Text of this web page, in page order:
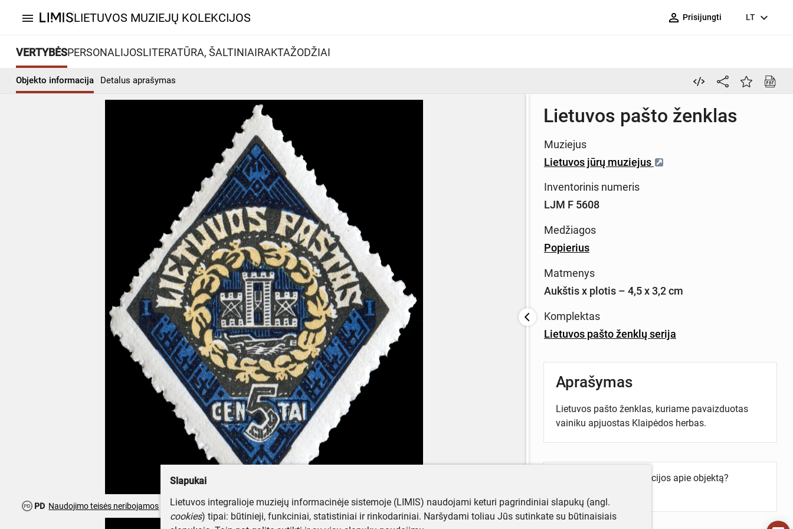
menu LIETUVOS MUZIEJŲ KOLEKCIJOS person_outline Prisijungti LT expand_more
VERTYBĖSPERSONALIJOSLITERATŪRA, ŠALTINIAIRAKTAŽODŽIAI
Objekto informacija Detalus aprašymas
PD Naudojimo teisės neribojamos
Lietuvos pašto ženklas
Muziejus
Lietuvos jūrų muziejus
Inventorinis numeris
LJM F 5608
Medžiagos
Popierius
Matmenys
Aukštis x plotis – 4,5 x 3,2 cm
Komplektas
Lietuvos pašto ženklų serija
Aprašymas
Lietuvos pašto ženklas, kuriame pavaizduotas
vainiku apjuostas Klaipėdos herbas.
Turite daugiau informacijos apie objektą?
Slapukai
Lietuvos integralioje muziejų informacinėje sistemoje (LIMIS) naudojami keturi pagrindiniai slapukų (angl.
cookies) tipai: būtinieji, funkciniai, statistiniai ir rinkodariniai. Naršydami toliau Jūs sutinkate su būtinaisiais